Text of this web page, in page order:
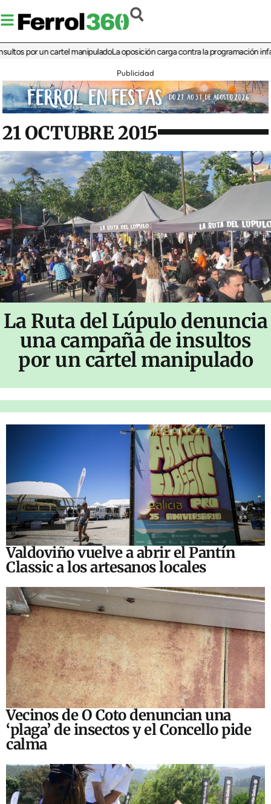
un cartel manipuladoLa oposición carga contra la programación infantil de
Publicidad
21 OCTUBRE 2015
La Ruta del Lúpulo denuncia
una campaña de insultos
por un cartel manipulado
Valdoviño vuelve a abrir el Pantín
Classic a los artesanos locales
Vecinos de O Coto denuncian una
‘plaga’ de insectos y el Concello pide
calma